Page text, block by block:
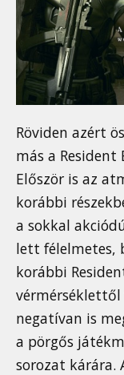
Röviden azért
más a
Először is az
korábbi
a sokkal
lett félelmetes,
korábbi
negatívan is
a pörgős
sorozat kárára.